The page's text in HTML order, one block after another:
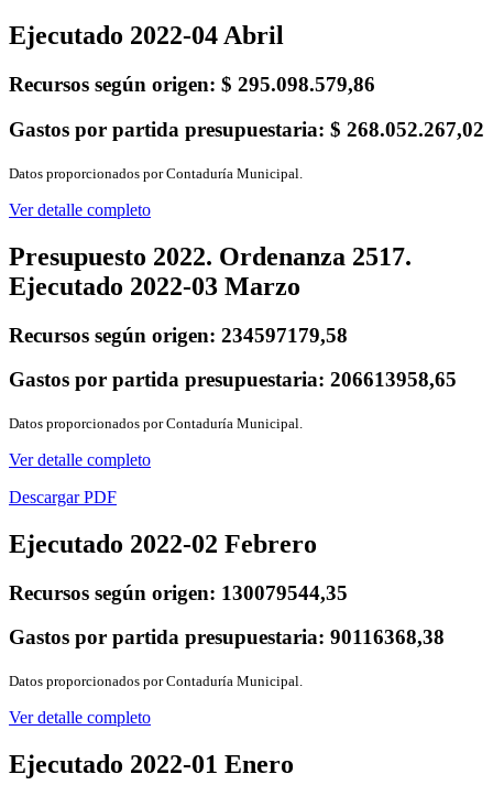
Ejecutado 2022-04 Abril
Recursos según origen: $ 295.098.579,86
Gastos por partida presupuestaria: $ 268.052.267,02
Datos proporcionados por Contaduría Municipal.
Ver detalle completo
Presupuesto 2022. Ordenanza 2517.
Ejecutado 2022-03 Marzo
Recursos según origen: 234597179,58
Gastos por partida presupuestaria: 206613958,65
Datos proporcionados por Contaduría Municipal.
Ver detalle completo
Descargar PDF
Ejecutado 2022-02 Febrero
Recursos según origen: 130079544,35
Gastos por partida presupuestaria: 90116368,38
Datos proporcionados por Contaduría Municipal.
Ver detalle completo
Ejecutado 2022-01 Enero